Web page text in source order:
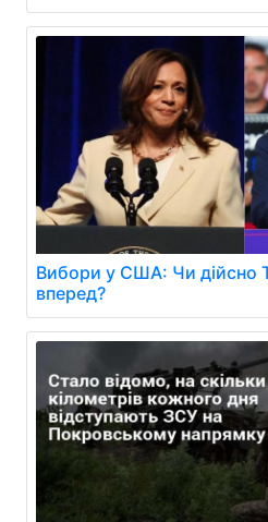
Вибори у США: Чи дійсно
вперед?